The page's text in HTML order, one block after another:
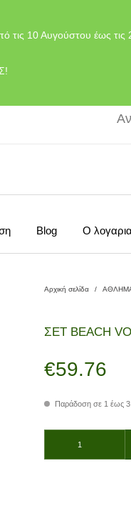
τις 10 Αυγούστου έως τις
Blog Ο
Αρχική σελίδα /
ΣΕΤ BEACH
€59.76
Παράδοση σε 1 έως 3